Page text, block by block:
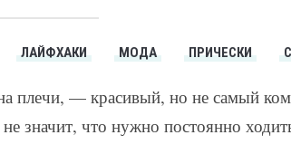
ЛАЙФХАКИ МОДА ПРИЧЕСКИ
плечи, — красивый, но не самый
значит, что нужно постоянно